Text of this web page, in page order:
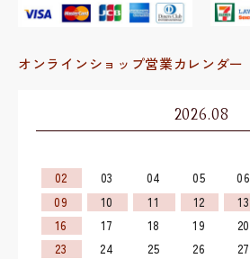
オンラインショップ営業カレンダー
2026.08
02
03 04 05 06
09
10 11 12 13
16
17 18 19 20
23
24 25 26 27